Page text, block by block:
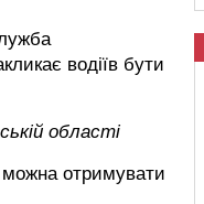
водіїв бути
області
можна отримувати